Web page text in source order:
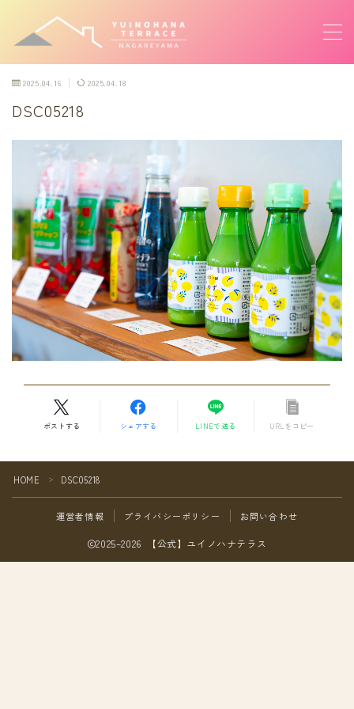
MENU
自然素材yosagena
Mizky’s Beans & Coffee
PAIN ET SUCRE
2025.04.16 2025.04.18
DSC05218
ポストする シェアする LINEで送る URLをコピー
HOME ＞ DSC05218
運営者情報 プライバシーポリシー お問い合わせ
2025–2026 【公式】ユイノハナテラス